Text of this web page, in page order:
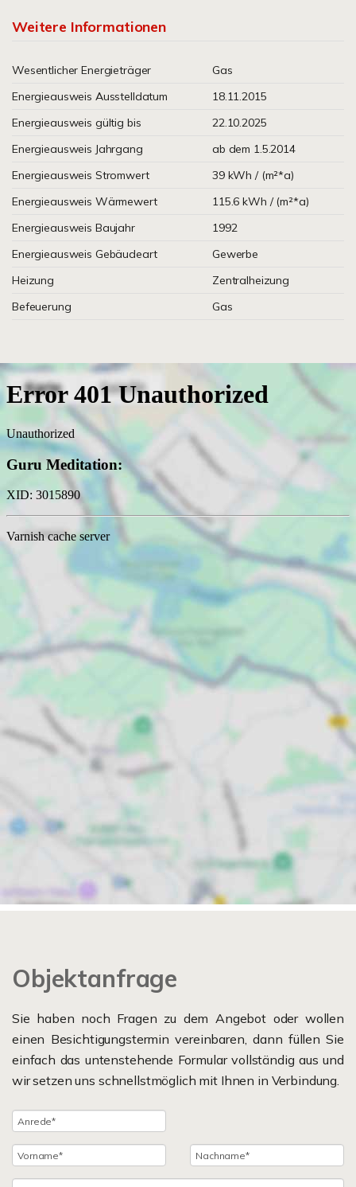
Weitere Informationen
Wesentlicher Energieträger
Gas
Energieausweis Ausstelldatum
18.11.2015
Energieausweis gültig bis
22.10.2025
Energieausweis Jahrgang
ab dem 1.5.2014
Energieausweis Stromwert
39 kWh / (m²*a)
Energieausweis Wärmewert
115.6 kWh / (m²*a)
Energieausweis Baujahr
1992
Energieausweis Gebäudeart
Gewerbe
Heizung
Zentralheizung
Befeuerung
Gas
Objektanfrage
Sie haben noch Fragen zu dem Angebot oder wollen
einen Besichtigungstermin vereinbaren, dann füllen Sie
einfach das untenstehende Formular vollständig aus und
wir setzen uns schnellstmöglich mit Ihnen in Verbindung.